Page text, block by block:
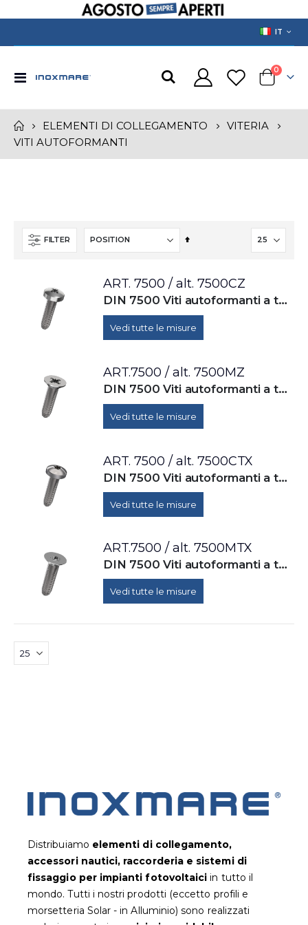
LANGUAGE
IT
Toggle
Cart
0prodotti
ELEMENTI DI COLLEGAMENTO
VITERIA
VITI AUTOFORMANTI
FILTER
Set
ART. 7500 / alt. 7500CZ
DIN 7500 Viti autoformanti a testa cilindrica bombata con impronta croce per filettatura metrica ISO
Vedi tutte le misure
ART.7500 / alt. 7500MZ
DIN 7500 Viti autoformanti a testa svasta piana con impronta croce per filettatura metrica ISO
Vedi tutte le misure
ART. 7500 / alt. 7500CTX
DIN 7500 Viti autoformanti a testa cilindrica bombata con cava esalobata per filettatura metrica ISO
Vedi tutte le misure
ART.7500 / alt. 7500MTX
DIN 7500 Viti autoformanti a testa svasta piana con cava esalobata per filettatura metrica ISO
Vedi tutte le misure
Distribuiamo elementi di collegamento,
accessori nautici, raccorderia e sistemi di
fissaggio per impianti fotovoltaici in tutto il
mondo. Tutti i nostri prodotti (eccetto profili e
morsetteria Solar - in Alluminio) sono realizzati